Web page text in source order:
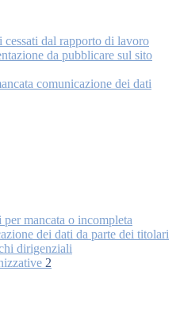
cessati dal rapporto di lavoro
da pubblicare sul sito
comunicazione dei dati
per mancata o incompleta
dei dati da parte dei titolari
dirigenziali
2